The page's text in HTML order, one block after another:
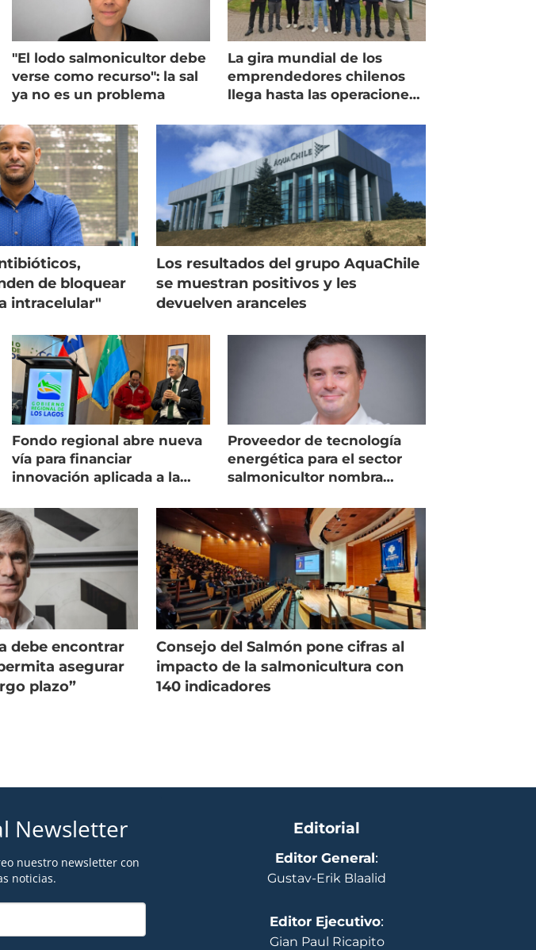
"El lodo salmonicultor debe
verse como recurso": la sal
ya no es un problema
La gira mundial de los
emprendedores chilenos
llega hasta las operaciones
de bloquear
intracelular"
Los resultados del grupo AquaChile
se muestran positivos y les
devuelven aranceles
Fondo regional abre nueva
vía para financiar
innovación aplicada a la
Proveedor de tecnología
energética para el sector
salmonicultor nombra
debe encontrar
asegurar
plazo”
Consejo del Salmón pone cifras al
impacto de la salmonicultura con
140 indicadores
Newsletter
nuestro newsletter con
noticias.
Editorial
Editor General:
Gustav-Erik Blaalid
Editor Ejecutivo:
Gian Paul Ricapito